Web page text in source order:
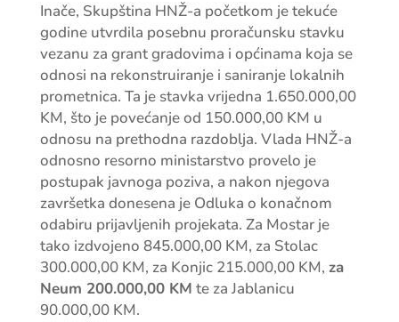
Inače, Skupština HNŽ-a početkom je tekuće
godine utvrdila posebnu proračunsku stavku
vezanu za grant gradovima i općinama koja se
odnosi na rekonstruiranje i saniranje lokalnih
prometnica. Ta je stavka vrijedna 1.650.000,00
KM, što je povećanje od 150.000,00 KM u
odnosu na prethodna razdoblja. Vlada HNŽ-a
odnosno resorno ministarstvo provelo je
postupak javnoga poziva, a nakon njegova
završetka donesena je Odluka o konačnom
odabiru prijavljenih projekata. Za Mostar je
tako izdvojeno 845.000,00 KM, za Stolac
300.000,00 KM, za Konjic 215.000,00 KM, za
Neum 200.000,00 KM te za Jablanicu
90.000,00 KM.